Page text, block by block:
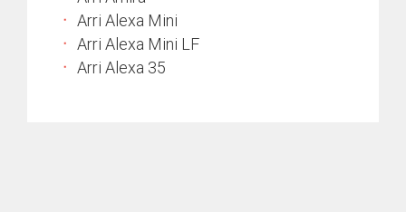
Arri Alexa Mini
Arri Alexa Mini LF
Arri Alexa 35